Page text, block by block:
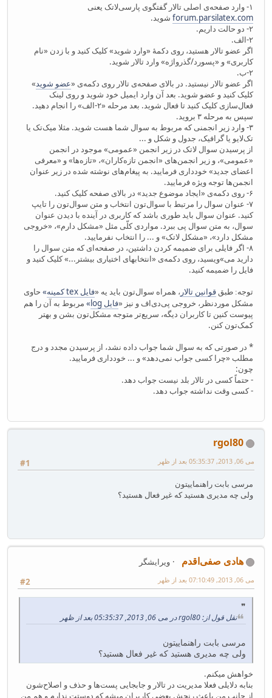
۱- وارد صفحه‌ی اصلی تالار گفتگوی پارسی‌لاتک یعنی
forum.parsilatex.com شوید.
۲- دو حالت داریم.
۲-الف.
اگر عضو تالار هستید، روی دکمهٔ «وارد شوید» کلیک کنید و با زدن «نام
کاربری» و «پسورد/گذرواژه» وارد تالار شوید.
۲-ب.
اگر عضو تالار نیستید. در بالای صفحه‌ی تالار روی دکمه‌ی «عضو شوید»
کلیک کنید و عضو شوید. بعد آن وارد ایمیل خود شوید و روی لینک
فعال‌سازی کلیک کنید تا فعال شوید. بعد مرحله «۲-الف» را انجام دهید.
سپس به مرحله ۳ بروید.
۳- وارد زیر انجمنی که مربوط به سوال شما هست شوید. مثلا میک‌تک یا
تک‌لایو یا گرافیک، جدول و شکل و ...
از پرسیدن سوال لاتک در زیر انجمن «عمومی» موجود در انجمن
«عمومی»، و زیر انجمن‌های «انجمن تازه‌کاران»، «تازه‌ها» و «معرفی
اعضای جدید» خودداری فرمایید. به پیغام‌های نوشته شده در زیر عنوان
انجمن‌ها توجه ویژه فرمایید.
۶- روی دکمه‌ی «ایجاد موضوع جدید» در بالای صفحه کلیک کنید.
۷- عنوان سوال را مرتبط با سوال‌تون انتخاب و متن سوال‌تون را تایپ
کنید. عنوان سوال باید طوری باشد که کاربری در آینده با دیدن عنوان
سوال، به متن سوال پی ببرد. مواردی کلّی مثل «مشکل دارم»، «خروجی
مشکل دارد»، «مشکل لاتک» و ... را انتخاب نفرمایید.
۸- اگر فایلی برای ضمیمه کردن داشتین، در صفحه‌ای که متن سوال را
دارید می‌»ویسید، روی دکمه‌ی «انتخابهای اختیاری بیشتر...» کلیک کنید و
فایل را ضمیمه کنید.
توجه: طبق قوانین تالار‌ ، همراه سوال‌تون باید یه «فايل tex کمينه‌ » حاوی
مشکل موردنظر، خروجی پی‌دی‌اف و نیز «فایل log‌ » مربوط به آن را هم
پیوست کنین تا کاربران دیگه، سریع‌تر متوجه مشکل‌تون بشن و بهتر
کمک‌تون کنن.
* در صورتی که به سوال شما جواب داده نشد، از پرسیدن مجدد و درج
مطلب «چرا کسی جواب نمی‌دهد» و ... خودداری فرمایید.
چون:
- حتماً کسی در تالار بلد نیست جواب دهد.
- کسی وقت نداشته جواب دهد.
rgol80
#1 می 06, 2013, 05:35:37 بعد از ظهر
مرسی بابت راهنماییتون
ولی چه مدیری هستید که غیر فعال هستید؟
هادی صفی‌اقدم
ویرایشگر
#2
می 06, 2013, 07:10:49 بعد از ظهر
نقل قول از: rgol80 در می 06, 2013, 05:35:37 بعد از ظهر
مرسی بابت راهنماییتون
ولی چه مدیری هستید که غیر فعال هستید؟
خواهش میکنم.
بنابه دلایلی فعلا مدیریت در تالار و جابجایی پست‌ها و حذف و اصلاح‌شون
از جانب من باعث رنجش بعضی کاربران میشه که دوستت ندارم و هم من